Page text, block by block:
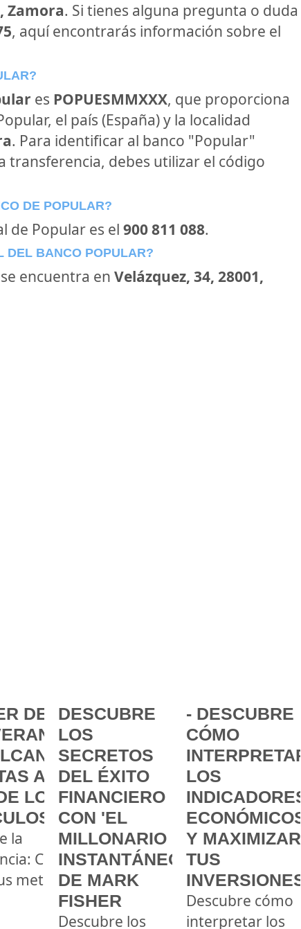
Zamora. Si tienes alguna pregunta o duda
, aquí encontrarás información sobre el
es POPUESMMXXX, que proporciona
el país (España) y la localidad
. Para identificar al banco "Popular"
transferencia, debes utilizar el código
DE POPULAR?
de Popular es el 900 811 088.
DEL BANCO POPULAR?
se encuentra en Velázquez, 34, 28001,
DE LA
A
LOS
la
Cómo
metas
DESCUBRE
LOS
SECRETOS
DEL ÉXITO
FINANCIERO
CON 'EL
MILLONARIO
INSTANTÁNEO'
DE MARK
FISHER
Descubre los
- DESCUBRE
CÓMO
INTERPRETAR
LOS
INDICADORES
ECONÓMICOS
Y MAXIMIZAR
TUS
INVERSIONES
Descubre cómo
interpretar los